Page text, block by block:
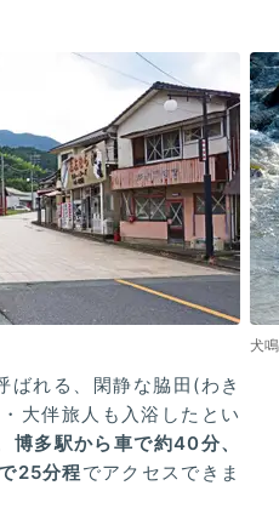
犬
ばれる、閑静な脇田(わき
大伴旅人も入浴したとい
博多駅から車で約40分、
25分程でアクセスできま